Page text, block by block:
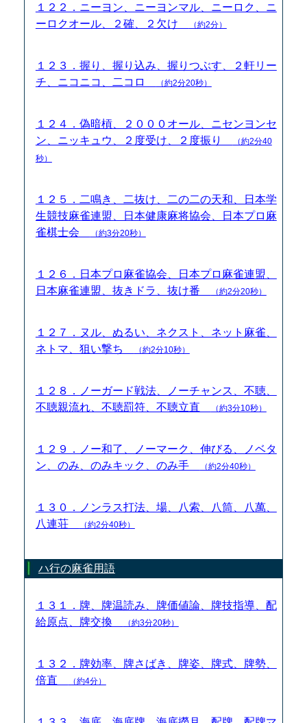
１２２．ニーヨン、ニーヨンマル、ニーロク、ニ
ーロクオール、２確、２欠け
（約2分）
１２３．握り、握り込み、握りつぶす、２軒リー
チ、ニコニコ、二コロ
（約2分20秒）
１２４．偽暗槓、２０００オール、ニセンヨンセ
ン、ニッキュウ、２度受け、２度振り
（約2分40
秒）
１２５．二鳴き、二抜け、二の二の天和、日本学
生競技麻雀連盟、日本健康麻将協会、日本プロ麻
雀棋士会
（約3分20秒）
１２６．日本プロ麻雀協会、日本プロ麻雀連盟、
日本麻雀連盟、抜きドラ、抜け番
（約2分20秒）
１２７．ヌル、ぬるい、ネクスト、ネット麻雀、
ネトマ、狙い撃ち
（約2分10秒）
１２８．ノーガード戦法、ノーチャンス、不聴、
不聴親流れ、不聴罰符、不聴立直
（約3分10秒）
１２９．ノー和了、ノーマーク、伸びる、ノベタ
ン、のみ、のみキック、のみ手
（約2分40秒）
１３０．ノンラス打法、場、八索、八筒、八萬、
八連荘
（約2分40秒）
ハ行の麻雀用語
１３１．牌、牌温読み、牌価値論、牌技指導、配
給原点、牌交換
（約3分20秒）
１３２．牌効率、牌さばき、牌姿、牌式、牌勢、
倍直
（約4分）